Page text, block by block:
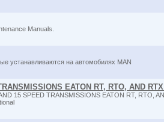
Manuals.
устанавливаются на автомобилях MAN
EATON RT, RTO, AND
15 SPEED TRANSMISSIONS EATON RT, RTO,